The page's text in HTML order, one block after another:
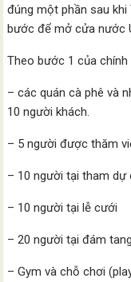
đúng một phần sau
bước để mở cửa nước
Theo bước 1 của
– các quán cà phê và
10 người khách.
– 5 người được thăm
– 10 người tại tham dự
– 10 người tại lễ cưới
– 20 người tại đám
– Gym và chỗ chơi